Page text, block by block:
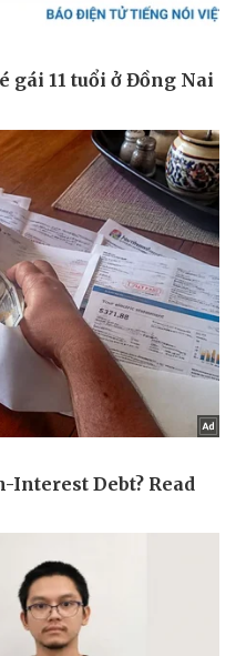
Công nghệ
Sành điệu
Trải nghiệm